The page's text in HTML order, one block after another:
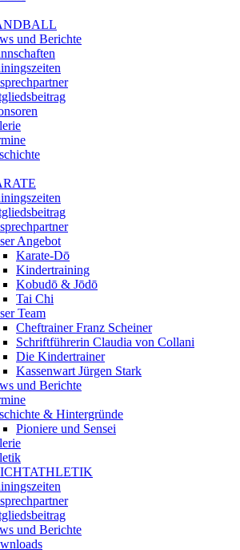
und Berichte
Angebot
Karate-Dō
Kindertraining
Kobudō & Jōdō
Tai Chi
Team
Cheftrainer Franz Scheiner
Schriftführerin Claudia von Collani
Die Kindertrainer
Kassenwart Jürgen Stark
und Berichte
& Hintergründe
Pioniere und Sensei
und Berichte